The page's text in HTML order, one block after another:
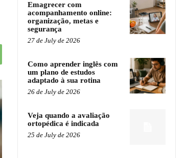
Emagrecer com
acompanhamento online:
organização, metas e
segurança
27 de July de 2026
Como aprender inglês com
um plano de estudos
adaptado à sua rotina
26 de July de 2026
Veja quando a avaliação
ortopédica é indicada
25 de July de 2026